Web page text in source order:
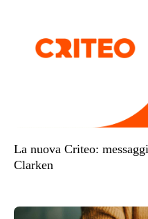
La nuova Criteo:
Clarken